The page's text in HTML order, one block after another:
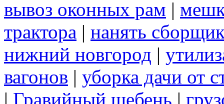
вывоз оконных рам |
трактора | нанять
нижний новгород |
вагонов | уборка дачи от
| Гравийный щебень |